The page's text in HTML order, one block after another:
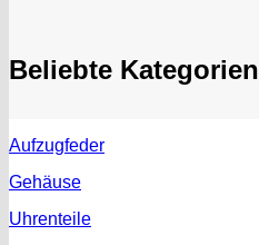
Beliebte Kategorien
Aufzugfeder
Gehäuse
Uhrenteile